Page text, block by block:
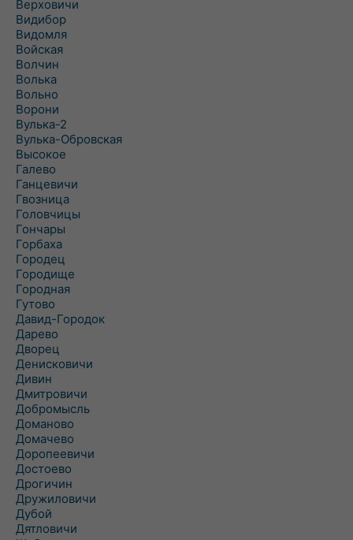
Верховичи
Видибор
Видомля
Войская
Волчин
Волька
Вольно
Ворони
Вулька-2
Вулька-Обровская
Высокое
Галево
Ганцевичи
Гвозница
Головчицы
Гончары
Горбаха
Городец
Городище
Городная
Гутово
Давид-Городок
Дарево
Дворец
Денисковичи
Дивин
Дмитровичи
Добромысль
Доманово
Домачево
Доропеевичи
Достоево
Дрогичин
Дружиловичи
Дубой
Дятловичи